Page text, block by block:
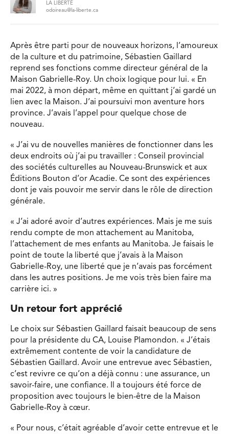
LA LIBERTÉ
odoireau@la-liberte.ca
Après être parti pour de nouveaux horizons, l’amoureux
de la culture et du patrimoine, Sébastien Gaillard
reprend ses fonctions comme directeur général de la
Maison Gabrielle-Roy. Un choix logique pour lui. « En
mai 2022, à mon départ, même en quittant j’ai gardé un
lien avec la Maison. J’ai poursuivi mon aventure hors
province. J’avais l’appel pour quelque chose de
nouveau.
« J’ai vu de nouvelles manières de fonctionner dans les
deux endroits où j’ai pu travailler : Conseil provincial
des sociétés culturelles au Nouveau-Brunswick et aux
Éditions Bouton d’or Acadie. Ce sont des expériences
dont je vais pouvoir me servir dans le rôle de direction
générale.
« J’ai adoré avoir d’autres expériences. Mais je me suis
rendu compte de mon attachement au Manitoba,
l’attachement de mes enfants au Manitoba. Je faisais le
point de toute la liberté que j’avais à la Maison
Gabrielle-Roy, une liberté que je n’avais pas forcément
dans les autres positions. Je me vois très bien faire ma
carrière ici. »
Un retour fort apprécié
Le choix sur Sébastien Gaillard faisait beaucoup de sens
pour la présidente du CA, Louise Plamondon. « J’étais
extrêmement contente de voir la candidature de
Sébastien Gaillard. Avoir une entrevue avec Sébastien,
c’est revivre ce qu’on a déjà connu : une assurance, un
savoir-faire, une confiance. Il a toujours été force de
proposition avec toujours le bien-être de la Maison
Gabrielle-Roy à cœur.
« Pour nous, c’était agréable d’avoir cette entrevue et le